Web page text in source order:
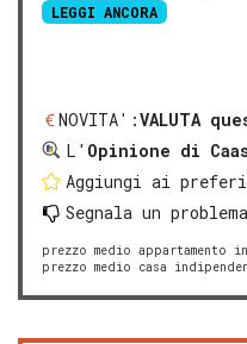
LEGGI ANCORA
NOVITA':VALUTA
L' Opinione di
Aggiungi ai
Segnala un problema
prezzo medio appartamento in
prezzo medio casa